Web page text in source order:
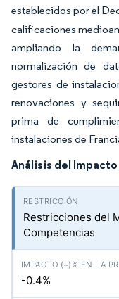
establecidos por el
calificaciones
ampliando la
normalización de
gestores de
renovaciones y
prima de
instalaciones de
Análisis del
Restricciones del
Competencias
-0.4%